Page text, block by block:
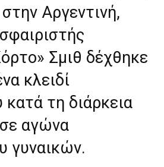
Αργεντινή,
Σμιθ δέχθηκε
κλειδί
κατά τη διάρκεια
αγώνα
γυναικών.